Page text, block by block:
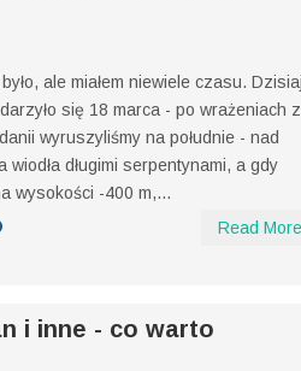
Morze Martwe i
ale miałem niewiele czasu. Dzisiaj
się 18 marca - po wrażeniach z
wyruszyliśmy na południe - nad